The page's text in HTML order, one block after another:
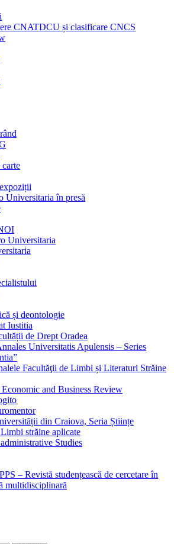
CNATDCU și clasificare CNCS
Universitaria în presă
Universitaria
și deontologie
Iustitia
de Drept Oradea
Universitatis Apulensis – Series
Facultăţii de Limbi și Literaturi Străine
and Business Review
din Craiova, Seria Științe
străine aplicate
Studies
– Revistă studențească de cercetare în
multidisciplinară